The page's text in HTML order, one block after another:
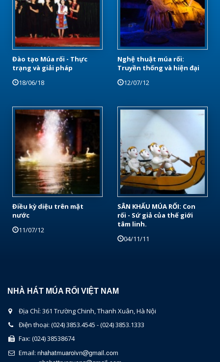
Đào tạo Múa rối - Thực
trạng và giải pháp
18/06/18
Nghệ thuật múa rối:
Truyền thống và hiện đại
12/07/12
Điều kỳ diệu trên mặt
nước
11/07/12
SÂN KHẤU MÚA RỐI: Con
rối - Sứ giả của thế giới
tâm linh.
04/11/11
NHÀ HÁT MÚA RỐI VIỆT NAM
Địa Chỉ: 361 Trường Chinh, Thanh Xuân, Hà Nội
Điện thoại: (024) 3853.4545 - (024) 3853.1333
Fax: (024) 38538674
Email: nhahatmuaroivn@gmail.com